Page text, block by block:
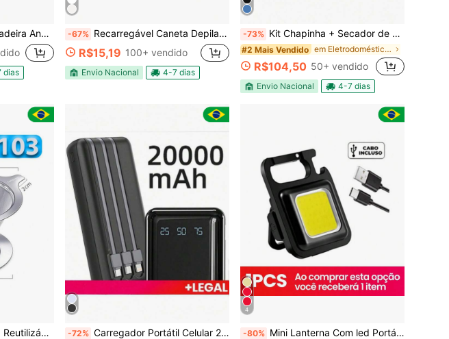
110v ou 220V NK
dias
-67% Recarregável Caneta Depiladora Aparadora De Sobrancelha Rosto Portátil Elétrico Recarregável
R$15,19 100+ vendido
Envio Nacional 4-7 dias
-73% Kit Chapinha + Secador de Cabelo Bivolt 110 / 220V - Nano Titanium e 3200W Profissional
#2 Mais Vendido em Eletrodomésticos para cuidados com o bebê
R$104,50 50+ vendido
Envio Nacional 4-7 dias
Pour Over Alta Qualidade -72% Carregador Portátil Celular 20000mah Bateria Externa
4
-80% Mini Lanterna Com led Portátil/USB Recarregável Iuminação ajustavél 3 Modos De Luz Lanternas De Chaveiro E Abridor